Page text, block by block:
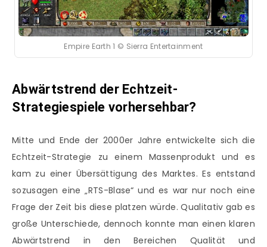
Empire Earth 1 © Sierra Entertainment
Abwärtstrend der Echtzeit-
Strategiespiele vorhersehbar?
Mitte und Ende der 2000er Jahre entwickelte sich die
Echtzeit-Strategie zu einem Massenprodukt und es
kam zu einer Übersättigung des Marktes. Es entstand
sozusagen eine „RTS-Blase“ und es war nur noch eine
Frage der Zeit bis diese platzen würde. Qualitativ gab es
große Unterschiede, dennoch konnte man einen klaren
Abwärtstrend in den Bereichen Qualität und